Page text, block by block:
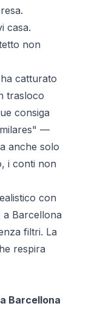
casa.
non
catturato
trasloco
consiga
—
anche solo
i conti non
con
Barcellona
filtri. La
respira
Barcellona